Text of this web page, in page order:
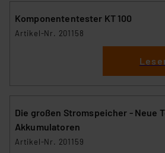
Komponententester KT 100
Artikel-Nr. 201158
Die großen Stromspeicher - Neue
Akkumulatoren
Artikel-Nr. 201159